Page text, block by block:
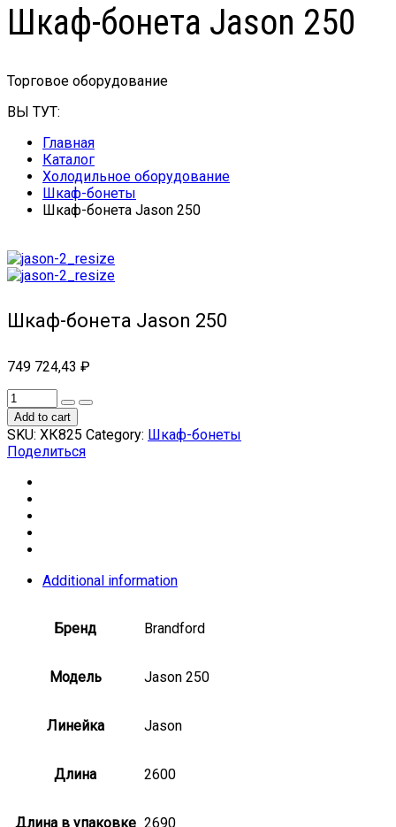
Шкаф-бонета Jason 250
Торговое оборудование
ВЫ ТУТ:
Главная
Каталог
Холодильное оборудование
Шкаф-бонеты
Шкаф-бонета Jason 250
Шкаф-бонета Jason 250
749 724,43 ₽
Add to cart
SKU: ХК825 Category: Шкаф-бонеты
Поделиться
Additional information
Бренд Brandford
Модель Jason 250
Линейка Jason
Длина 2600
Длина в упаковке 2690